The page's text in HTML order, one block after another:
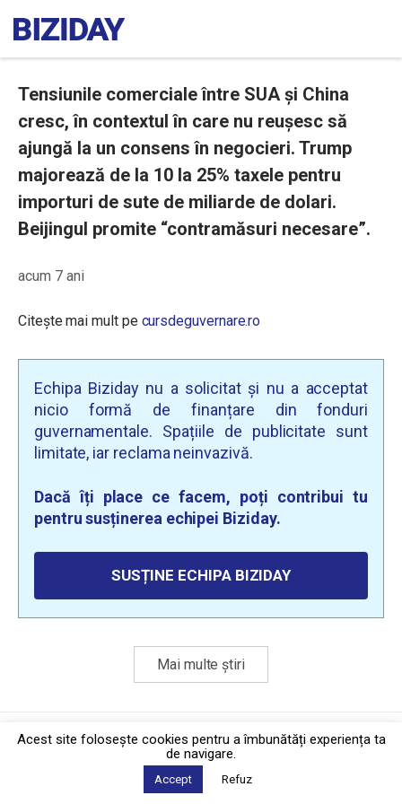
Tensiunile comerciale între SUA și China
cresc, în contextul în care nu reușesc să
ajungă la un consens în negocieri. Trump
majorează de la 10 la 25% taxele pentru
importuri de sute de miliarde de dolari.
Beijingul promite “contramăsuri necesare”.
acum 7 ani
Citește mai mult pe cursdeguvernare.ro
Echipa Biziday nu a solicitat și nu a acceptat
nicio formă de finanțare din fonduri
guvernamentale. Spațiile de publicitate sunt
limitate, iar reclama neinvazivă.
Dacă îți place ce facem, poți contribui tu
pentru susținerea echipei Biziday.
SUSȚINE ECHIPA BIZIDAY
Mai multe știri
Politica de confidențialitate·Contact
2026 © Biziday
Acest site foloseşte cookies pentru a îmbunătăți experiența ta
de navigare.
Accept Refuz